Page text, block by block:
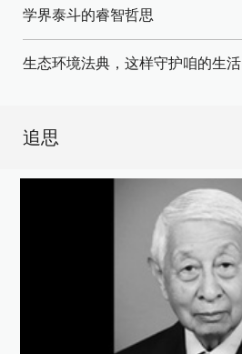
学界泰斗的睿智哲思
生态环境法典，这样守护咱的生活
追思